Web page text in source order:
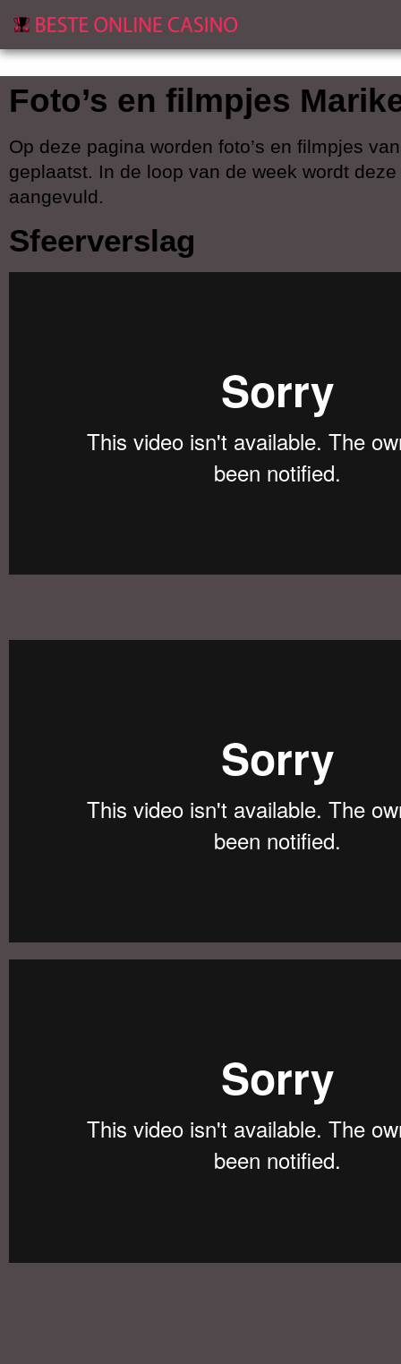
Foto’s en filmpjes
Op deze pagina worden foto’s en filmpjes
geplaatst. In de loop van de week wordt
aangevuld.
Sfeerverslag